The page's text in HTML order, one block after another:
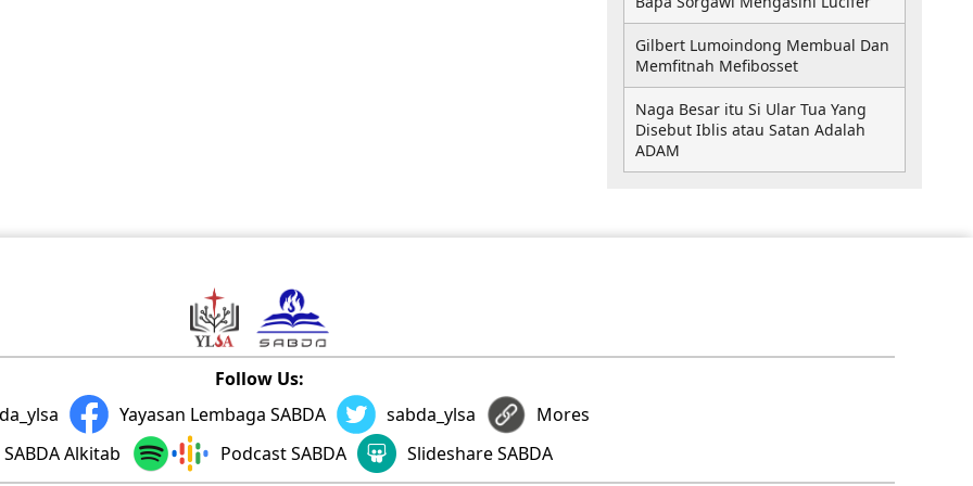
Gilbert Lumoindong Membual Dan
Memfitnah Mefibosset
Naga Besar itu Si Ular Tua Yang
Disebut Iblis atau Satan Adalah
ADAM
Follow Us:
Yayasan Lembaga SABDA sabda_ylsa
Mores
SABDA Alkitab
Podcast SABDA Slideshare SABDA